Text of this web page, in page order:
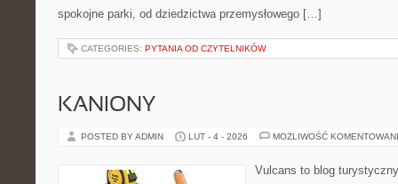
spokojne parki, od dziedzictwa przemysłowego […]
CATEGORIES: PYTANIA OD CZYTELNIKÓW
KANIONY
POSTED BY ADMIN LUT - 4 - 2026 MOŻLIWOŚĆ
Vulcans to blog